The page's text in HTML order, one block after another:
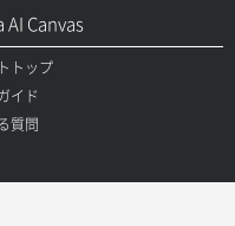
AI Canvas
トップ
イド
質問